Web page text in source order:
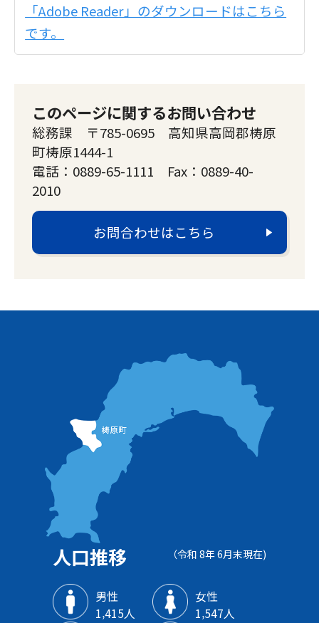
「Adobe Reader」のダウンロードはこちら
です。
このページに関するお問い合わせ
総務課 〒785-0695 高知県高岡郡梼原
町梼原1444-1
電話：0889-65-1111 Fax：0889-40-
2010
お問合わせはこちら
人口推移 （令和 8年 6月末現在)
男性
1‚415人
女性
1‚547人